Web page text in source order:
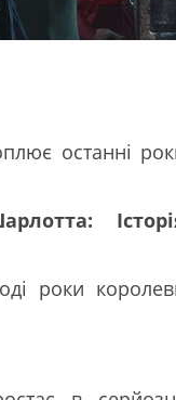
останні
роки